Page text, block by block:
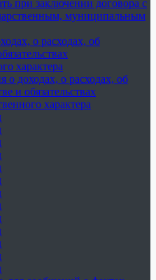
при заключении договора с
муниципальным
о расходах, об
характера
о доходах, о расходах, об
и обязательствах
характера